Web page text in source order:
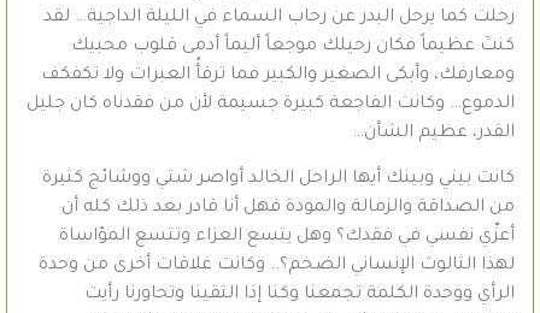
رحلت كما يرحل البدر عن رحاب السماء في الليلة الداجية… لقد
كنتَ عظيماً فكان رحيلك موجعاً أليماً أدمى قلوب محبيك
ومعارفك، وأبكى الصغير والكبير فما ترقأُ العبرات ولا تكفكف
الدموع… وكانت الفاجعة كبيرة جسيمة لأن من فقدناه كان جليل
القدر، عظيم الشأن…
كانت بيني وبينك أيها الراحل الخالد أواصر شتي ووشائج كثيرة
من الصداقة والزمالة والمودة فهل أنا قادر بعد ذلك كله أن
أعزّي نفسي في فقدك؟ وهل يتسع العزاء وتتسع المؤاساة
لهذا الثالوث الإنساني الضخم؟.. وكانت علاقات أخرى من وحدة
الرأي ووحدة الكلمة تجمعنا وكنا إذا التقينا وتحاورنا رأيت